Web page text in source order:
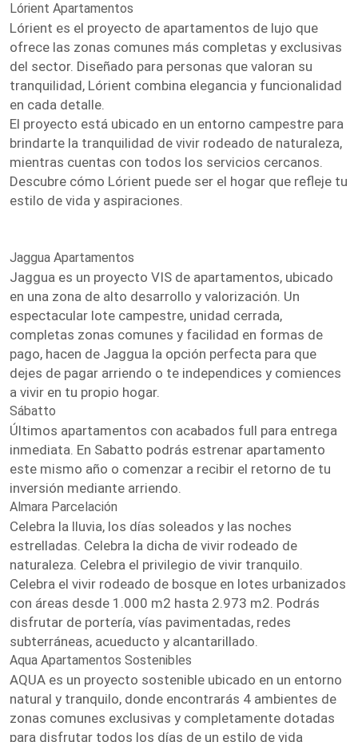
Lórient Apartamentos
Lórient es el proyecto de apartamentos de lujo que
ofrece las zonas comunes más completas y exclusivas
del sector. Diseñado para personas que valoran su
tranquilidad, Lórient combina elegancia y funcionalidad
en cada detalle.
El proyecto está ubicado en un entorno campestre para
brindarte la tranquilidad de vivir rodeado de naturaleza,
mientras cuentas con todos los servicios cercanos.
Descubre cómo Lórient puede ser el hogar que refleje tu
estilo de vida y aspiraciones.
Jaggua Apartamentos
Jaggua es un proyecto VIS de apartamentos, ubicado
en una zona de alto desarrollo y valorización. Un
espectacular lote campestre, unidad cerrada,
completas zonas comunes y facilidad en formas de
pago, hacen de Jaggua la opción perfecta para que
dejes de pagar arriendo o te independices y comiences
a vivir en tu propio hogar.
Sábatto
Últimos apartamentos con acabados full para entrega
inmediata. En Sabatto podrás estrenar apartamento
este mismo año o comenzar a recibir el retorno de tu
inversión mediante arriendo.
Almara Parcelación
Celebra la lluvia, los días soleados y las noches
estrelladas. Celebra la dicha de vivir rodeado de
naturaleza. Celebra el privilegio de vivir tranquilo.
Celebra el vivir rodeado de bosque en lotes urbanizados
con áreas desde 1.000 m2 hasta 2.973 m2. Podrás
disfrutar de portería, vías pavimentadas, redes
subterráneas, acueducto y alcantarillado.
Aqua Apartamentos Sostenibles
AQUA es un proyecto sostenible ubicado en un entorno
natural y tranquilo, donde encontrarás 4 ambientes de
zonas comunes exclusivas y completamente dotadas
para disfrutar todos los días de un estilo de vida